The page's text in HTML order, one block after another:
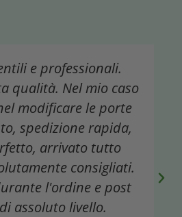
dei copri gradini in
buono e facile da
fedele a
consegna è arrivata
al primo ordine
secondo è stata
Il servizio è stato
disponibile. Nessuna